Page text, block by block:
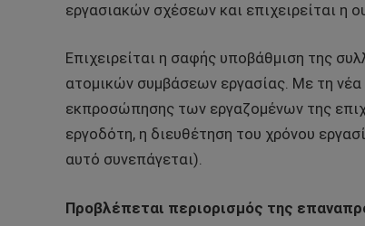
εργασιακών σχέσεων και επιχειρείται η
Επιχειρείται η σαφής υποβάθμιση της
ατομικών συμβάσεων εργασίας. Με τη
εκπροσώπησης των εργαζομένων της
εργοδότη, η διευθέτηση του χρόνου
αυτό συνεπάγεται).
Προβλέπεται περιορισμός της